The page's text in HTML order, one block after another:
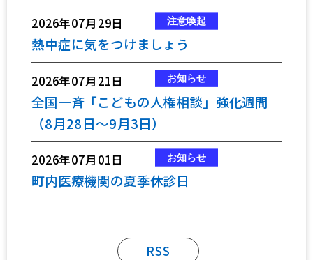
2026年07月29日
熱中症に気をつけましょう
2026年07月21日
全国一斉「こどもの人権相談」強化週間
（8月28日～9月3日）
2026年07月01日
町内医療機関の夏季休診日
RSS